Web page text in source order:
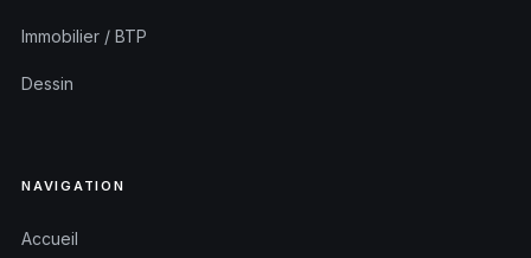
Immobilier / BTP
Dessin
NAVIGATION
Accueil